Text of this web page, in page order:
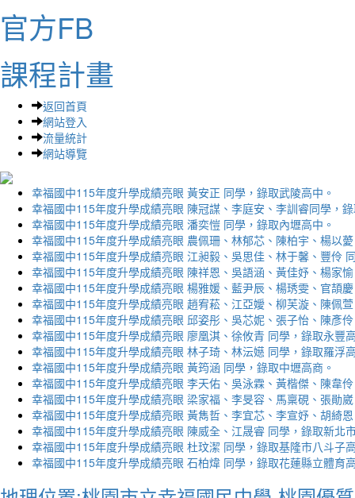
官方FB
課程計畫
返回首頁
網站登入
流量統計
網站導覽
幸福國中115年度升學成績亮眼 黃安正 同學，錄取武陵高中。
幸福國中115年度升學成績亮眼 陳冠謀、李庭安、李訓睿同學，
幸福國中115年度升學成績亮眼 潘奕愷 同學，錄取內壢高中。
幸福國中115年度升學成績亮眼 農佩珊、林郁芯、陳柏宇、楊以
幸福國中115年度升學成績亮眼 江昶毅、吳思佳、林于馨、豐伶
幸福國中115年度升學成績亮眼 陳祥恩、吳語涵、黃佳妤、楊家
幸福國中115年度升學成績亮眼 楊雅媛、藍尹辰、楊琇雯、官頡
幸福國中115年度升學成績亮眼 趙宥菘、江亞嬡、柳芙漩、陳佩
幸福國中115年度升學成績亮眼 邱姿彤、吳芯妮、張子怡、陳彥
幸福國中115年度升學成績亮眼 廖凰淇、徐攸青 同學，錄取永豐
幸福國中115年度升學成績亮眼 林子琦、林沄嬨 同學，錄取羅浮
幸福國中115年度升學成績亮眼 黃筠涵 同學，錄取中壢高商。
幸福國中115年度升學成績亮眼 李天佑、吳泳霖、黃楷傑、陳韋
幸福國中115年度升學成績亮眼 梁家福、李旻容、馬稟硯、張勛
幸福國中115年度升學成績亮眼 黃雋哲、李宜芯、李宣妤、胡綺
幸福國中115年度升學成績亮眼 陳威全、江晟睿 同學，錄取新北
幸福國中115年度升學成績亮眼 杜玟潔 同學，錄取基隆市八斗子
幸福國中115年度升學成績亮眼 石柏煒 同學，錄取花蓮縣立體育